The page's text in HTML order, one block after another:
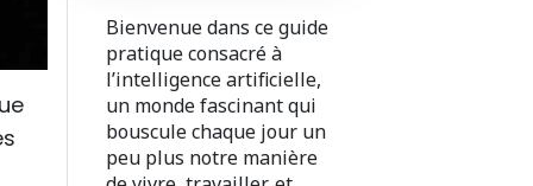
Bienvenue dans ce guide
pratique consacré à
l’intelligence artificielle,
un monde fascinant qui
bouscule chaque jour un
peu plus notre manière